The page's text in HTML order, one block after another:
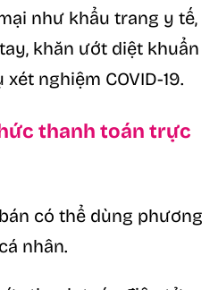
như khẩu trang y tế,
khăn ướt diệt khuẩn
nghiệm COVID-19.
thanh toán trực
có thể dùng phương
nhân.